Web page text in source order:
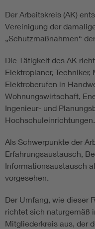
Der Arbeitskreis (AK)
Vereinigung der
„Schutzmaßnahmen“
Die Tätigkeit des AK
Elektroplaner,
Elektroberufen in
Wohnungswirtschaft,
Ingenieur- und
Hochschuleinrichtungen.
Als Schwerpunkte der
Erfahrungsaustausch,
Informationsaustausch
vorgesehen.
Der Umfang, wie dieser
richtet sich naturgemäß
Mitgliederkreis aus, der